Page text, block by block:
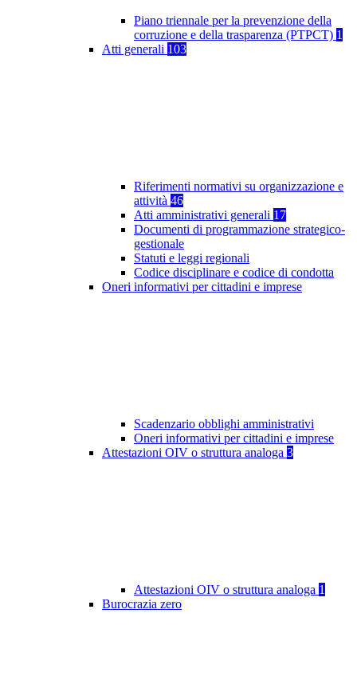
Piano triennale per la prevenzione della
corruzione e della trasparenza (PTPCT) 1
Atti generali 103
Riferimenti normativi su organizzazione e
attività 46
Atti amministrativi generali 17
Documenti di programmazione strategico-
gestionale
Statuti e leggi regionali
Codice disciplinare e codice di condotta
Oneri informativi per cittadini e imprese
Scadenzario obblighi amministrativi
Oneri informativi per cittadini e imprese
Attestazioni OIV o struttura analoga 3
Attestazioni OIV o struttura analoga 1
Burocrazia zero